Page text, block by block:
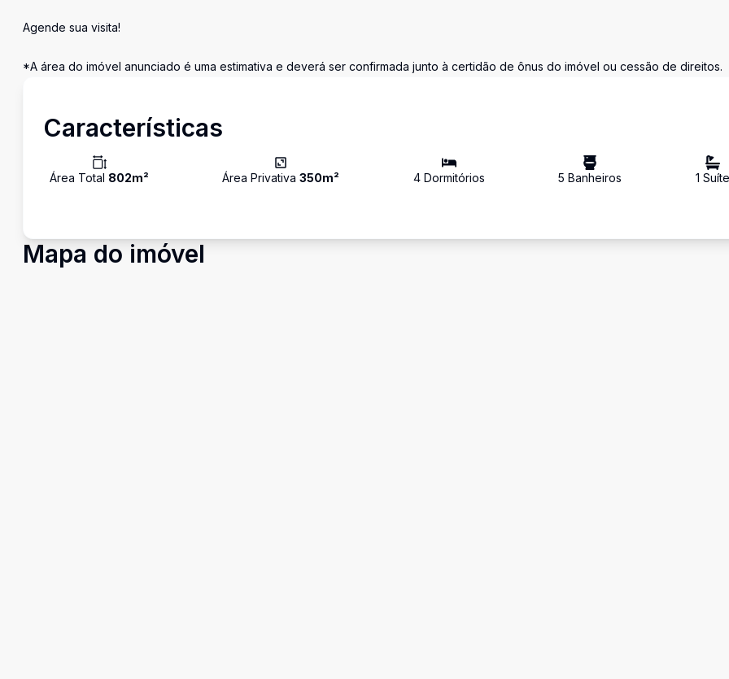
Agende sua visita!
*A área do imóvel anunciado é uma estimativa e deverá ser confirmada junto à certidão de ônus do imóvel ou cessão de direitos.
Características
Área Total 802m² Área Privativa350m² 4Dormitórios 5 Banheiros 1 Suíte
Mapa do imóvel